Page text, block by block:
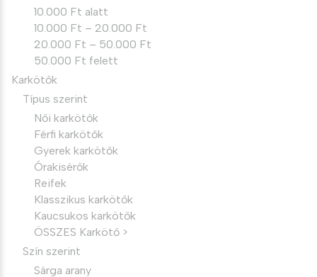
10.000 Ft alatt
10.000 Ft – 20.000 Ft
20.000 Ft – 50.000 Ft
50.000 Ft felett
Karkötők
Típus szerint
Női karkötők
Férfi karkötők
Gyerek karkötők
Órakisérők
Reifek
Klasszikus karkötők
Kaucsukos karkötők
ÖSSZES Karkötő >
Szín szerint
Sárga arany